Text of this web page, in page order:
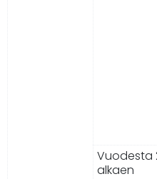
Vuodesta
alkaen